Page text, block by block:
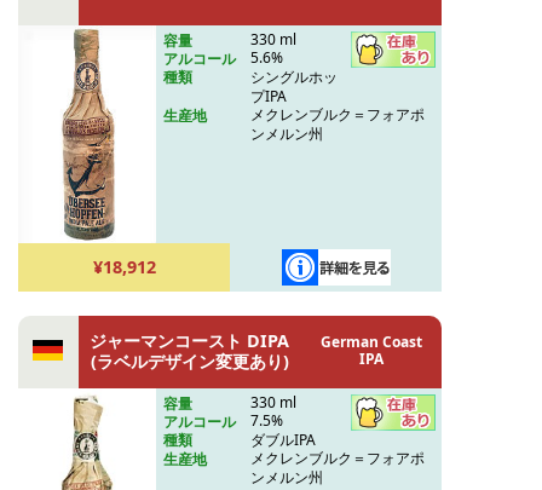
容量
330 ml
アルコール
5.6%
種類
シングルホッ
プIPA
生産地
メクレンブルク＝フォアポ
ンメルン州
¥18,912
ジャーマンコースト DIPA
(ラベルデザイン変更あり)
German Coast
IPA
容量
330 ml
アルコール
7.5%
種類
ダブルIPA
生産地
メクレンブルク＝フォアポ
ンメルン州